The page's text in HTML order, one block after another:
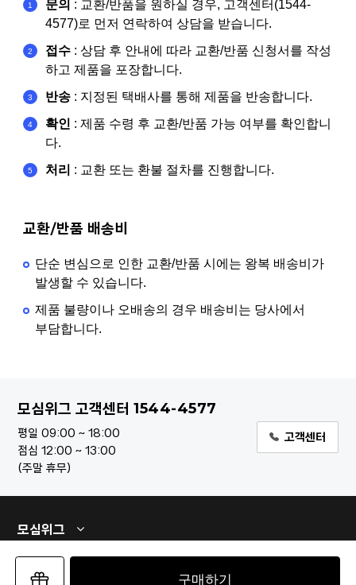
구매하기
문의 : 교환/반품을 원하실 경우, 고객센터(1544-
4577)로 먼저 연락하여 상담을 받습니다.
접수: 상담 후 안내에 따라 교환/반품 신청서를 작성
하고 제품을 포장합니다.
반송: 지정된 택배사를 통해 제품을 반송합니다.
확인 : 제품 수령 후 교환/반품 가능 여부를 확인합니
다.
처리 : 교환 또는 환불 절차를 진행합니다.
교환/반품 배송비
단순 변심으로 인한 교환/반품 시에는 왕복 배송비가
발생할 수 있습니다.
제품 불량이나 오배송의 경우 배송비는 당사에서
부담합니다.
모심위그 고객센터1544-4577
평일 09:00 ~ 18:00
점심 12:00 ~ 13:00
주말 휴무
고객센터
모심위그